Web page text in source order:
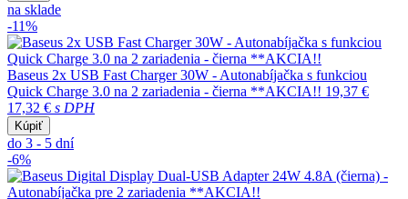
na sklade
-11%
Baseus 2x USB Fast Charger 30W - Autonabíjačka s funkciou
Quick Charge 3.0 na 2 zariadenia - čierna **AKCIA!! 19,37 €
17,32 € s DPH
Kúpiť
do 3 - 5 dní
-6%